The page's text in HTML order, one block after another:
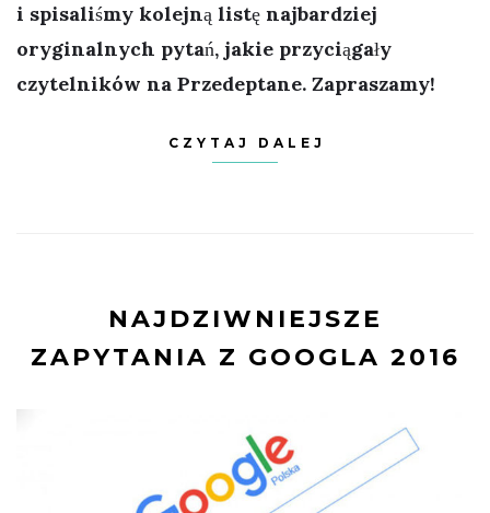
i spisaliśmy kolejną listę najbardziej
oryginalnych pytań, jakie przyciągały
czytelników na Przedeptane. Zapraszamy!
CZYTAJ DALEJ
NAJDZIWNIEJSZE
ZAPYTANIA Z GOOGLA 2016